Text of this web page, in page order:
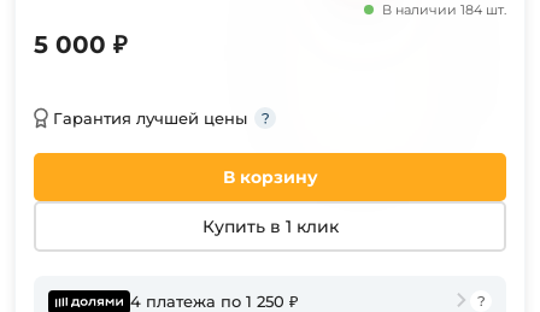
В наличии 184 шт.
5 000 ₽
Гарантия лучшей цены
В корзину
Купить в 1 клик
4 платежа по 1 250 ₽